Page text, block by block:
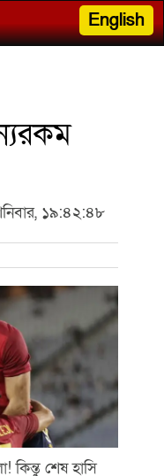
English
১৯:৪২:৪৮
শেষ হাসি